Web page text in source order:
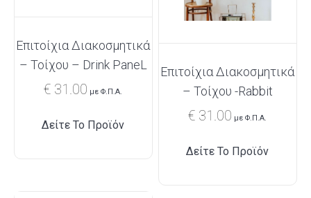
Επιτοίχια Διακοσμητικά
– Τοίχου – Drink PaneL
€ 31.00 με Φ.Π.Α.
Δείτε Το Προϊόν
Επιτοίχια Διακοσμητικά
– Τοίχου -Rabbit
€ 31.00 με Φ.Π.Α.
Δείτε Το Προϊόν